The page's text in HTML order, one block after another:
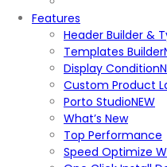
Features
Header Builder &
Templates Builder
Display Condition
Custom Product
Porto StudioNEW
What’s New
Top Performance
Speed Optimize